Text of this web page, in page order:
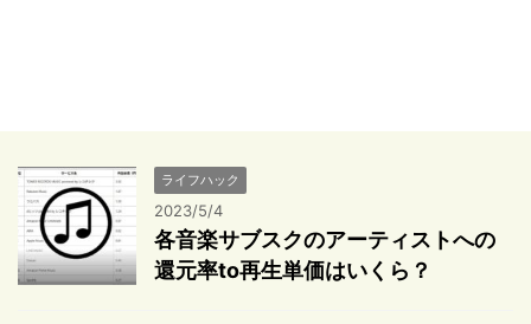
ライフハック
2023/5/4
各音楽サブスクのアーティストへの
還元率to再生単価はいくら？